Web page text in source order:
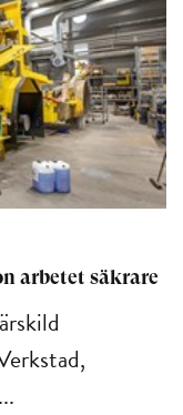
arbetet säkrare